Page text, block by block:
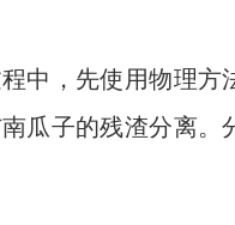
中，先使用物理
瓜子的残渣分离